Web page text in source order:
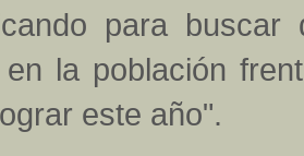
para
en la población
este año".